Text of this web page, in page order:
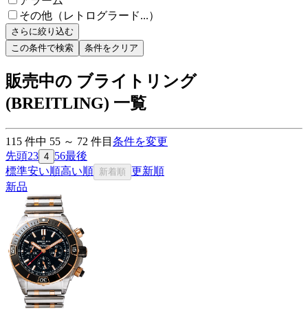
その他（レトログラード...）
さらに絞り込む
この条件で検索
条件をクリア
販売中の ブライトリング
(BREITLING) 一覧
115 件中 55 ～ 72 件目 条件を変更
先頭23 4 56最後
標準安い順高い順 新着順 更新順
新品